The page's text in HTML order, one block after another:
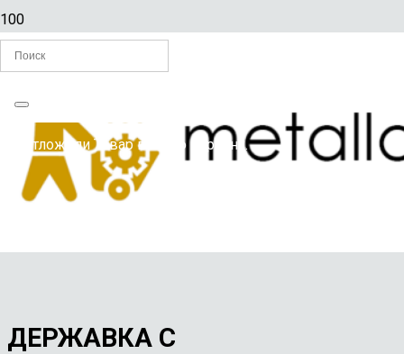
Вы отложилиТоварв свою корзину.
Главная
/
РЕЗЦЫ ПО МЕТАЛЛУ
ДЕРЖАВКА С